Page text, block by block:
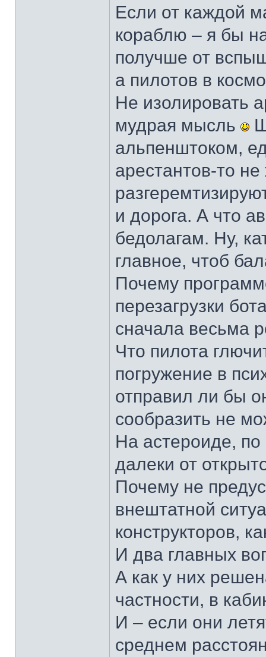
Если от каждой
кораблю – я бы
получше от
а пилотов в
Не изолировать
мудрая мысль
альпенштоком,
арестантов-то
и дорога. А что
бедолагам. Ну,
главное, чтоб
Почему
перезагрузки
сначала весьма
Что пилота
погружение в
отправил ли бы
сообразить не
На астероиде, по
далеки от
Почему не
внештатной
конструкторов,
И два главных
А как у них
частности, в
И – если они
среднем